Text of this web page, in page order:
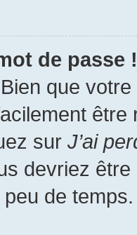
de passe !
que
sur J’ai
devriez
de temps.